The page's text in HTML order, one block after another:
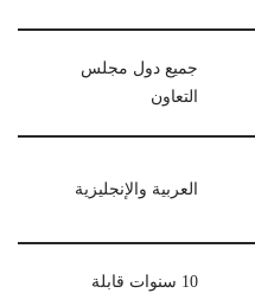
جميع دول مجلس
التعاون
العربية والإنجليزية
10 سنوات قابلة